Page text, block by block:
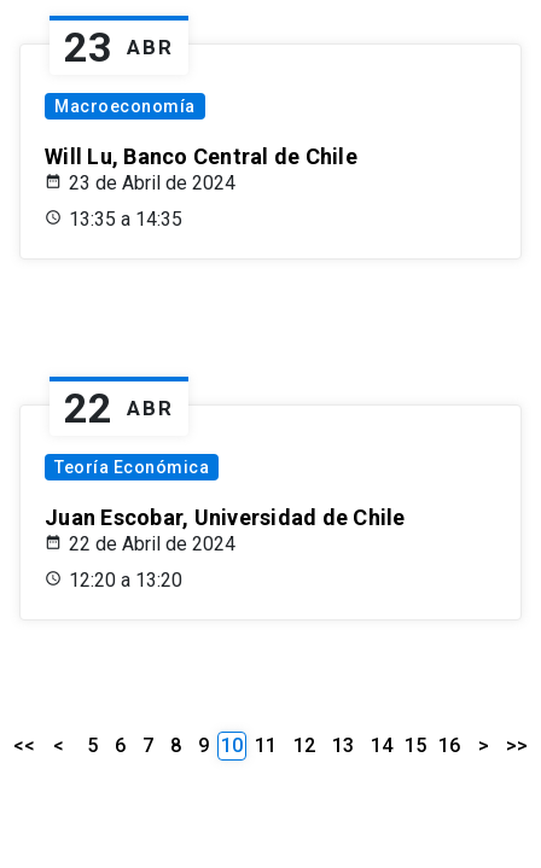
23 ABR
Macroeconomía
Will Lu, Banco Central de Chile
23 de Abril de 2024
13:35 a 14:35
22 ABR
Teoría Económica
Juan Escobar, Universidad de Chile
22 de Abril de 2024
12:20 a 13:20
<< < 5 6 7 8 9 10 11 12 13 14 15 16 > >>